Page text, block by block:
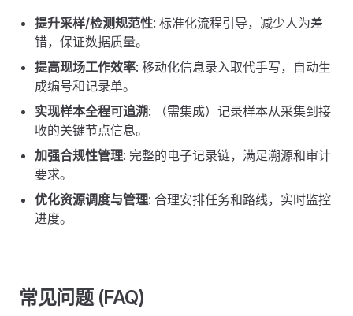
提升采样/检测规范性: 标准化流程引导，减少人为差
错，保证数据质量。
提高现场工作效率: 移动化信息录入取代手写，自动生
成编号和记录单。
实现样本全程可追溯: （需集成）记录样本从采集到接
收的关键节点信息。
加强合规性管理: 完整的电子记录链，满足溯源和审计
要求。
优化资源调度与管理: 合理安排任务和路线，实时监控
进度。
常见问题 (FAQ)